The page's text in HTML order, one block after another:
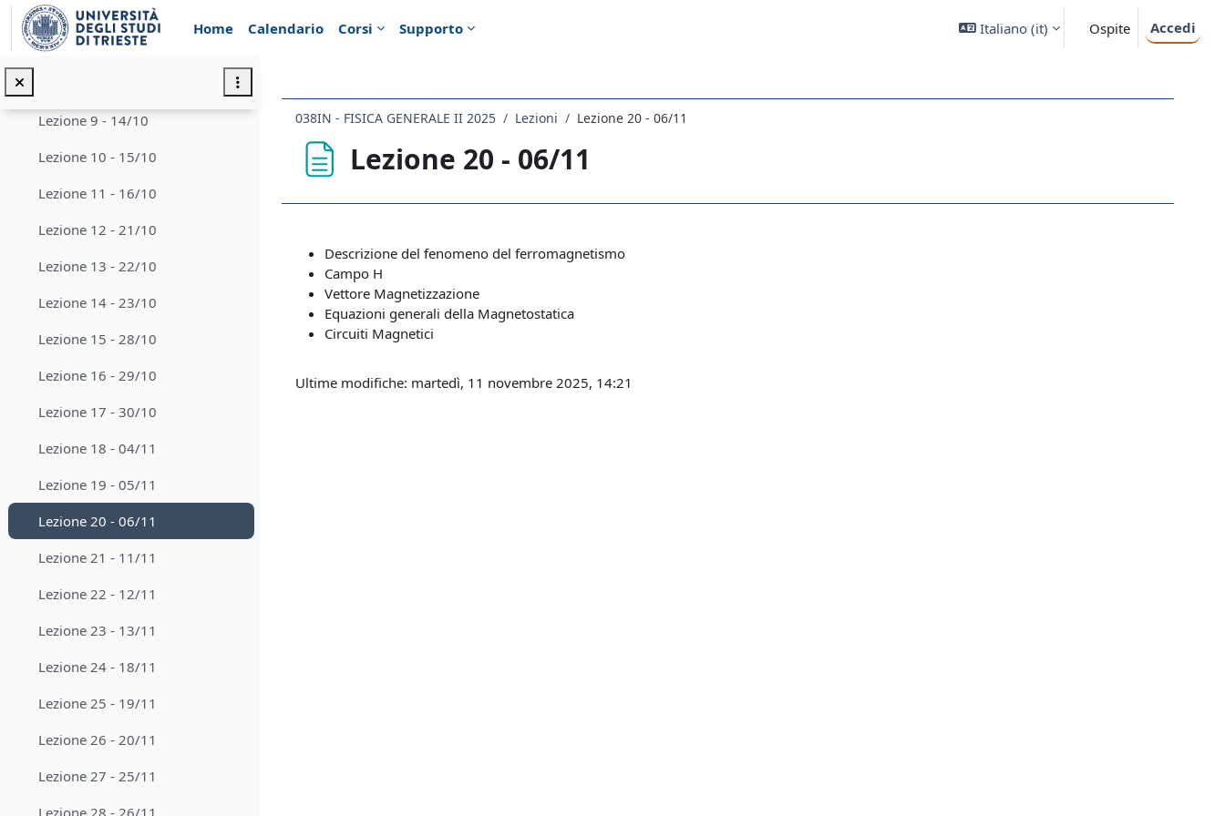
Vai al contenuto principale
Home
Calendario Corsi Supporto Italiano ‎(it)‎ Ospite Accedi
Lezione 6 - 07/10
Lezione 7 - 08/10
Lezione 9 - 14/10
Lezione 10 - 15/10
Lezione 11 - 16/10
Lezione 12 - 21/10
Lezione 13 - 22/10
Lezione 14 - 23/10
Lezione 15 - 28/10
Lezione 16 - 29/10
Lezione 17 - 30/10
Lezione 18 - 04/11
Lezione 19 - 05/11
Lezione 20 - 06/11
Lezione 21 - 11/11
Lezione 22 - 12/11
Lezione 23 - 13/11
Lezione 24 - 18/11
Lezione 25 - 19/11
Lezione 26 - 20/11
Lezione 27 - 25/11
038IN - FISICA GENERALE II 2025 Lezioni Lezione 20 - 06/11
Lezione 20 - 06/11
Descrizione del fenomeno del ferromagnetismo
Campo H
Vettore Magnetizzazione
Equazioni generali della Magnetostatica
Circuiti Magnetici
Ultime modifiche: martedì, 11 novembre 2025, 14:21